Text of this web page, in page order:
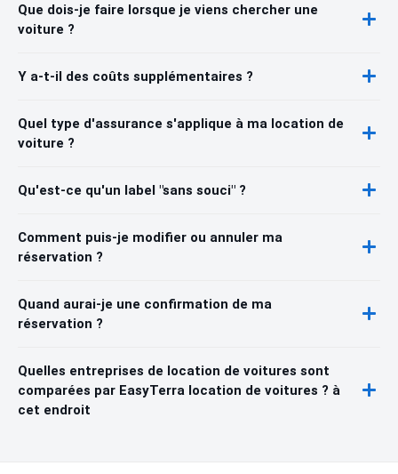
Que dois-je faire lorsque je viens chercher une
voiture ?
Y a-t-il des coûts supplémentaires ?
Quel type d'assurance s'applique à ma location de
voiture ?
Qu'est-ce qu'un label "sans souci" ?
Comment puis-je modifier ou annuler ma
réservation ?
Quand aurai-je une confirmation de ma
réservation ?
Quelles entreprises de location de voitures sont
comparées par EasyTerra location de voitures ? à
cet endroit